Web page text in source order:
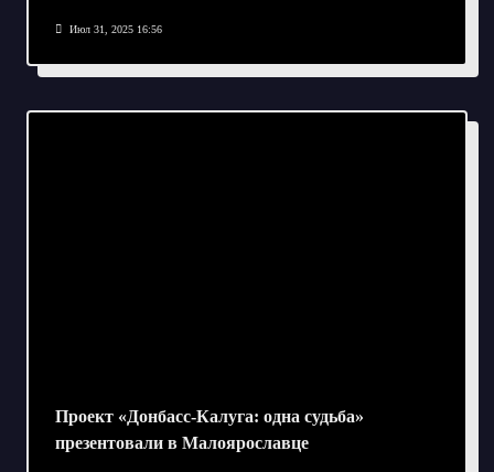
Июл 31, 2025 16:56
Проект «Донбасс-Калуга: одна судьба»
презентовали в Малоярославце